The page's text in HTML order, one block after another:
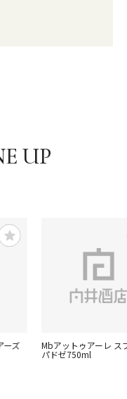
ーズ Mbアットゥアーレ ス
パドゼ750ml